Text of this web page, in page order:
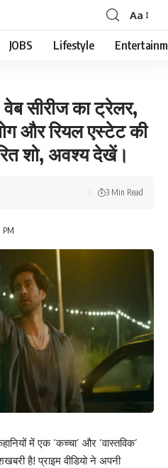
Font
Resizer
Aa
JOBS Lifestyle
सीरीज का ट्रेलर,
और रियल एस्टेट की
शो, अवश्य देखें।
PM
3 Min Read
में एक ‘कच्चा’ और ‘वास्तविक’
है! प्राइम वीडियो ने अपनी